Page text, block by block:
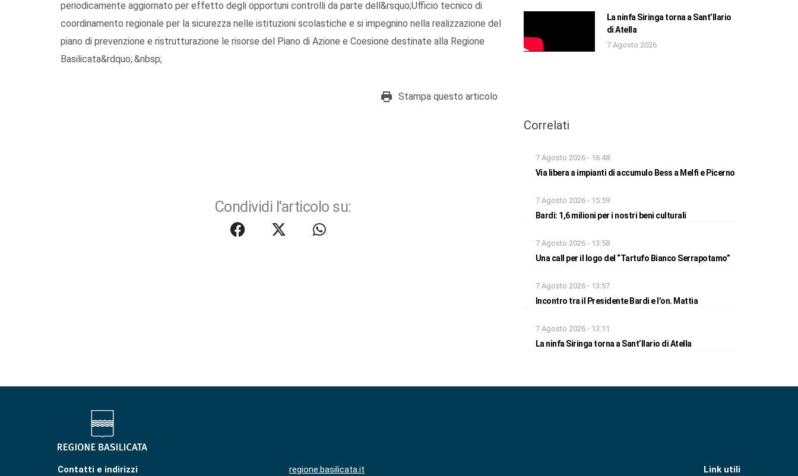
periodicamente aggiornato per effetto degli opportuni controlli da parte dell&rsquo;Ufficio tecnico di
coordinamento regionale per la sicurezza nelle istituzioni scolastiche e si impegnino nella realizzazione del
piano di prevenzione e ristrutturazione le risorse del Piano di Azione e Coesione destinate alla Regione
Basilicata&rdquo;.&nbsp;
Stampa questo articolo
Condividi l'articolo su:
La ninfa Siringa torna a Sant’Ilario
di Atella
7 Agosto 2026
Correlati
7 Agosto 2026 - 16:48
Via libera a impianti di accumulo Bess a Melfi e Picerno
7 Agosto 2026 - 15:59
Bardi: 1,6 milioni per i nostri beni culturali
7 Agosto 2026 - 13:58
Una call per il logo del “Tartufo Bianco Serrapotamo”
7 Agosto 2026 - 13:57
Incontro tra il Presidente Bardi e l’on. Mattia
7 Agosto 2026 - 13:11
La ninfa Siringa torna a Sant’Ilario di Atella
Contatti e indirizzi regione.basilicata.it Link utili